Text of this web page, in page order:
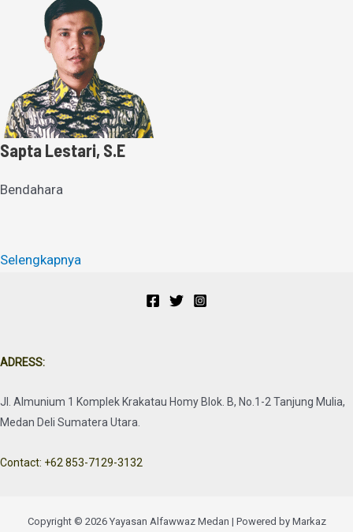
Sapta Lestari, S.E
Bendahara
Selengkapnya
ADRESS:
Jl. Almunium 1 Komplek Krakatau Homy Blok. B, No.1-2 Tanjung Mulia,
Medan Deli Sumatera Utara.
Contact: +62 853-7129-3132
Copyright © 2026 Yayasan Alfawwaz Medan | Powered by Markaz